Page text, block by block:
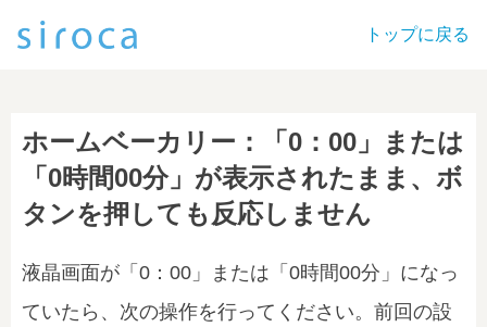
トップに戻る
ホームベーカリー：「0：00」または
「0時間00分」が表示されたまま、ボ
タンを押しても反応しません
液晶画面が「0：00」または「0時間00分」になっ
ていたら、次の操作を行ってください。前回の設